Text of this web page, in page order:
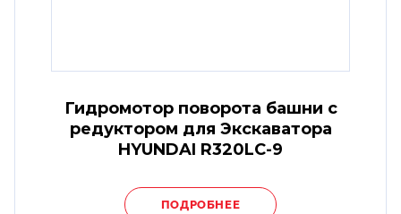
Гидромотор поворота башни с
редуктором для Экскаватора
HYUNDAI R320LC-9
ПОДРОБНЕЕ